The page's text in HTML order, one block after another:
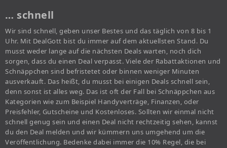
… schnell
Wir sind schnell, geben unser Bestes und das täglich von 8 bis 1
Uhr. Mit DealGott bist du immer auf dem aktuellsten Stand. Du
musst weder lange auf die nächsten Deals warten, noch dich
sorgen, dass du einen Deal verpasst. Viele der Rabattaktionen und
Schnäppchen sind befristetet oder binnen weniger Minuten
ausverkauft. Das heißt, du musst bei einigen Deals schnell sein,
denn sonst ist alles weg. Das ist oft der Fall bei Schnäppchen aus
Kategorien wie zum Beispiel Handyverträge, Finanzen, oder
Preisfehler, Gutscheine und Kostenloses. Sollten wir einmal nicht
schnell genug sein und einen Deal nicht rechtzeitig sehen, kannst
du den Deal melden und wir kümmern uns umgehend um die
Veröffentlichung. Bedenke dabei immer die 10% Regel, die bei